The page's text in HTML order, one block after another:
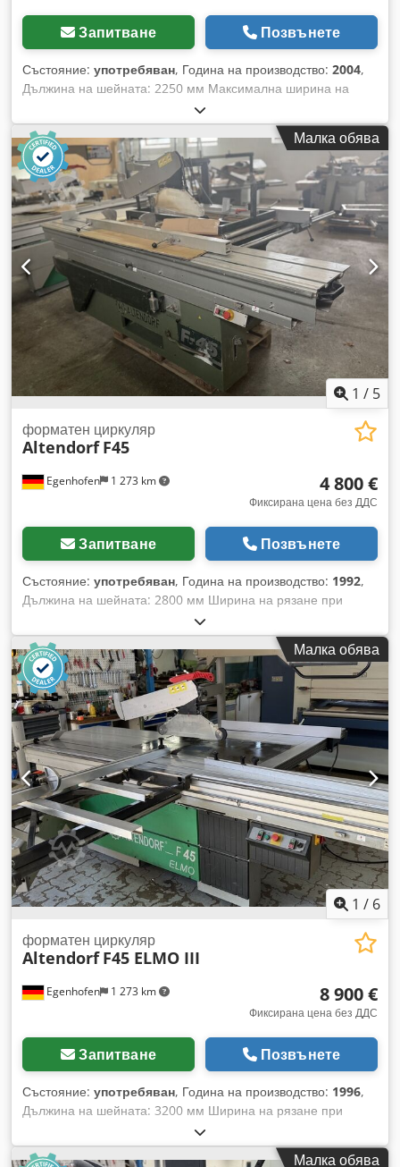
Запитване Позвънете
Състояние: употребяван, Година на производство: 2004,
Дължина на шейната: 2250 мм Максимална ширина на
рязане при надлъжен ограничител: 1040 мм Максимална
ширина на рязане при напречен ограничител: 2900 мм
Дълбочина на рязане: 154 мм Предрезач: да Регулиране на
височината на режещия диск: електрическо / с позиционен
контрол Регулиране на наклона на режещия диск:
електрическо / с позиционен контрол Регулиране на
надлъжния ограничител: електрическо / с позиционен
контрол Регулиране на напречния ограничител: ръчно
Дисплей за ъгъл на режещия диск: дигитален дисплей
Дисплей за височина на рязане: дигитален дисплей
Дисплей за надлъжен ограничител: дигитален дисплей
Дисплей за абланг-линейка: дигитален дисплей Абланг-
линейка с функция за фуга: да Диаметър на режещия диск:
450 мм Обороти: 4 стъпки Мощност на двигателя: 5,5 kW
Вход за аспирация: 80 и 120 мм Crsdpfx Afsy Ai I Nowef
Дължина на машината: 2200 мм Ширина на машината:
Малка обява
1 / 5
Egenhofen 1 273 km
форматен циркуляр
Altendorf F45
4 800 €
Фиксирана цена без ДДС
Запитване Позвънете
Състояние: употребяван, Година на производство: 1992,
Дължина на шейната: 2800 мм Ширина на рязане при
ограничителя по ширина: 1250 мм Ширина на рязане при
ограничителя по дължина: 2800 мм Дълбочина на рязане:
145 мм Предрезач: не Регулиране на височината на
триона: ръчно / хидравлично Cedpfx Asyrlziofworf
Регулиране на наклона на триона: ръчно / хидравлично
Регулиране на ограничителя по ширина: ръчно Показание
на ъгъла на триона: скала Показание на височината на
срязване: - Показание на ограничителя по ширина: скала
Показание на мерителната линийка: скала Диаметър на
трионовото острие: Обороти: 4 Мощност на мотора: 5,5 kW
Моторна спирачка: да Прахоотвеждащи връзки: 80 мм и
120 мм Дължина на машината: 3000 мм Ширина на
машината: 1700 мм Тегло: 1000 кг
Малка обява
1 / 6
Egenhofen 1 273 km
форматен циркуляр
Altendorf F45 ELMO III
8 900 €
Фиксирана цена без ДДС
Запитване Позвънете
Състояние: употребяван, Година на производство: 1996,
Дължина на шейната: 3200 мм Ширина на рязане при
надлъжен ограничител: 1300 мм Ширина на рязане при
напречен ограничител: 3200 мм Дълбочина на рязане: 145
Малка обява